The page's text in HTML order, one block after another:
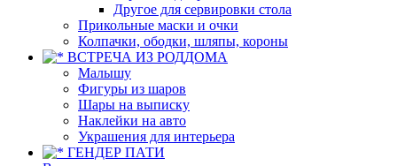
Другое для сервировки стола
Прикольные маски и очки
Колпачки, ободки, шляпы, короны
ВСТРЕЧА ИЗ РОДДОМА
Малышу
Фигуры из шаров
Шары на выписку
Наклейки на авто
Украшения для интерьера
ГЕНДЕР ПАТИ